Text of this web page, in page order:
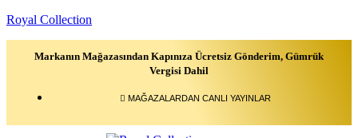
Royal Collection
Markanın Mağazasından Kapınıza Ücretsiz Gönderim, Gümrük
Vergisi Dahil
MAĞAZALARDAN CANLI YAYINLAR